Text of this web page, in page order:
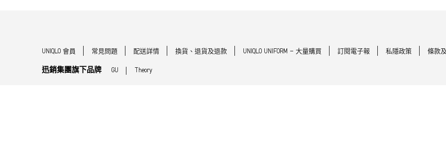
UNIQLO 會員 常見問題 配送詳情 換貨、退貨及退款 UNIQLO UNIFORM - 大量購買 訂閱電子報 私隱政策 條款
迅銷集團旗下品牌 GU Theory